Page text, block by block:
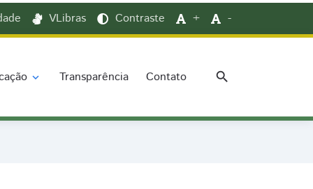
VLibras Contraste + -
expand_more Transparência Contato search